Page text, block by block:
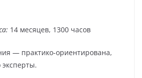
14 месяцев, 1300 часов
— практико-ориентирована,